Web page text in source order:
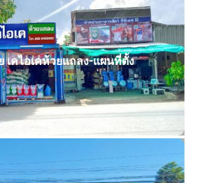
เคไอเคห้วยแถลง-แผนที่ตั้ง